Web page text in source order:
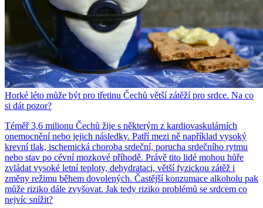
Horké léto může být pro třetinu Čechů větší zátěží pro srdce. Na co
si dát pozor?
Téměř 3,6 milionu Čechů žije s některým z kardiovaskulárních
onemocnění nebo jejich následky. Patří mezi ně například vysoký
krevní tlak, ischemická choroba srdeční, porucha srdečního rytmu
nebo stav po cévní mozkové příhodě. Právě tito lidé mohou hůře
zvládat vysoké letní teploty, dehydrataci, větší fyzickou zátěž i
změny režimu během dovolených. Častější konzumace alkoholu pak
může riziko dále zvyšovat. Jak tedy riziko problémů se srdcem co
nejvíc snížit?